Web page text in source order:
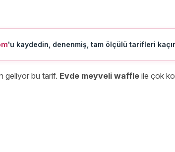
'u kaydedin, denenmiş, tam ölçülü tarifleri
geliyor bu tarif. Evde meyveli waffle ile çok